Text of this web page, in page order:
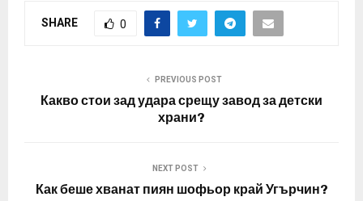
SHARE 0
PREVIOUS POST
Какво стои зад удара срещу завод за детски
храни?
NEXT POST
Как беше хванат пиян шофьор край Угърчин?